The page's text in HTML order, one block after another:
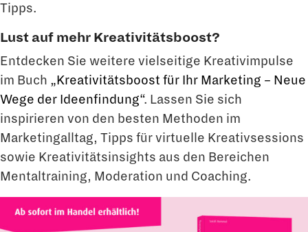
Tipps.
Lust auf mehr Kreativitätsboost?
Entdecken Sie weitere vielseitige Kreativimpulse
im Buch „Kreativitätsboost für Ihr Marketing – Neue
Wege der Ideenfindung“. Lassen Sie sich
inspirieren von den besten Methoden im
Marketingalltag, Tipps für virtuelle Kreativsessions
sowie Kreativitätsinsights aus den Bereichen
Mentaltraining, Moderation und Coaching.